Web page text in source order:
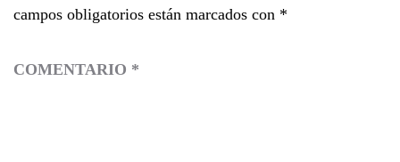
campos obligatorios están marcados con *
COMENTARIO *